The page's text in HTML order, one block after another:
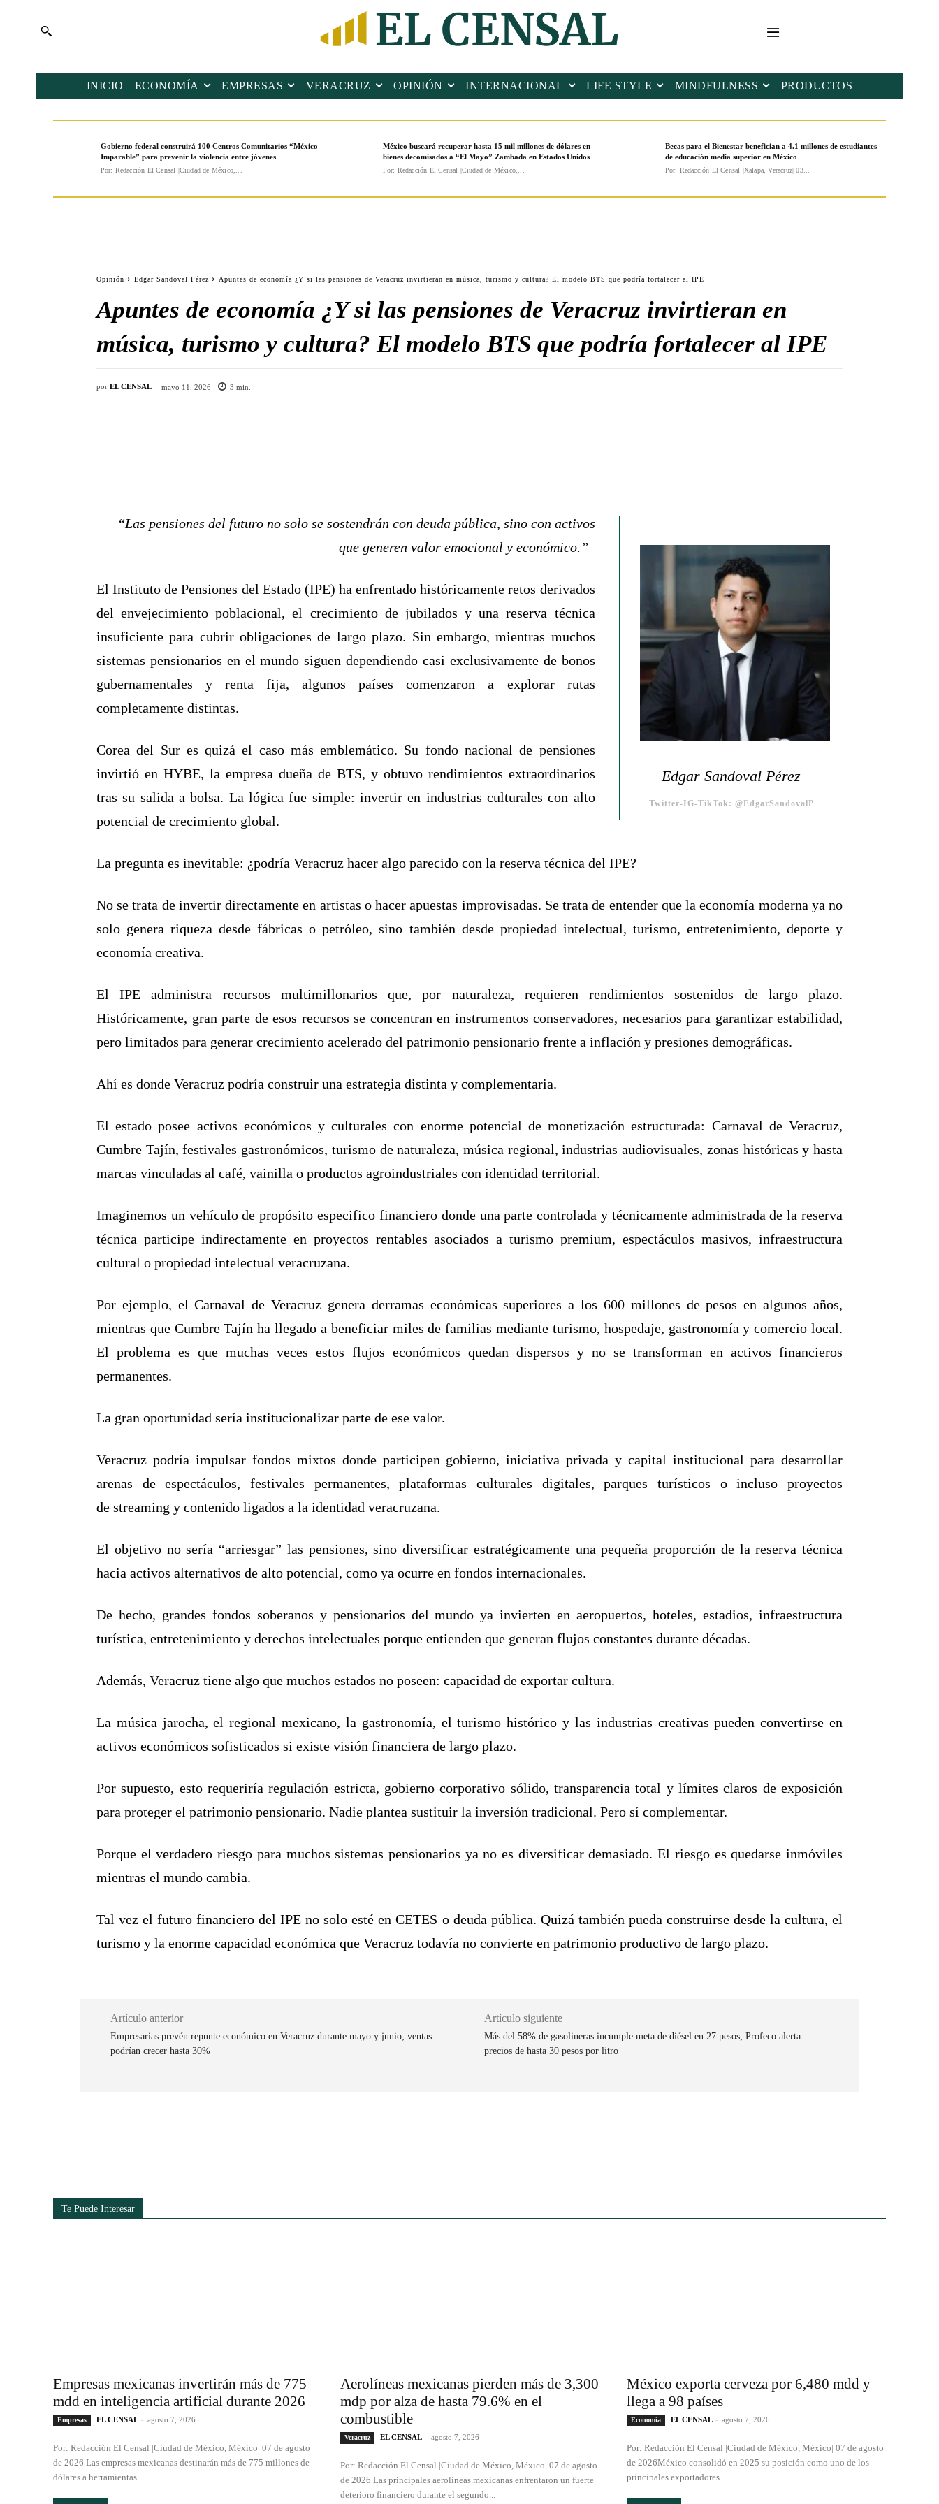
INICIO ECONOMÍA EMPRESAS VERACRUZ OPINIÓN INTERNACIONAL LIFE STYLE MINDFULNESS PRODUCTOS
Gobierno federal construirá 100 Centros Comunitarios “México
Imparable” para prevenir la violencia entre jóvenes
Por: Redacción El Censal |Ciudad de México,...
México buscará recuperar hasta 15 mil millones de dólares en
bienes decomisados a “El Mayo” Zambada en Estados Unidos
Por: Redacción El Censal |Ciudad de México,...
Becas para el Bienestar benefician a 4.1 millones de estudiantes
de educación media superior en México
Por: Redacción El Censal |Xalapa, Veracruz| 03...
Opinión Edgar Sandoval Pérez Apuntes de economía ¿Y si las pensiones de Veracruz invirtieran en música, turismo y cultura? El modelo BTS que podría fortalecer al IPE
Apuntes de economía ¿Y si las pensiones de Veracruz invirtieran en
música, turismo y cultura? El modelo BTS que podría fortalecer al IPE
por EL CENSAL mayo 11, 2026 3 min.
Edgar Sandoval Pérez
Twitter-IG-TikTok: @EdgarSandovalP
“Las pensiones del futuro no solo se sostendrán con deuda pública, sino con activos
que generen valor emocional y económico.”
El Instituto de Pensiones del Estado (IPE) ha enfrentado históricamente retos derivados
del envejecimiento poblacional, el crecimiento de jubilados y una reserva técnica
insuficiente para cubrir obligaciones de largo plazo. Sin embargo, mientras muchos
sistemas pensionarios en el mundo siguen dependiendo casi exclusivamente de bonos
gubernamentales y renta fija, algunos países comenzaron a explorar rutas
completamente distintas.
Corea del Sur es quizá el caso más emblemático. Su fondo nacional de pensiones
invirtió en HYBE, la empresa dueña de BTS, y obtuvo rendimientos extraordinarios
tras su salida a bolsa. La lógica fue simple: invertir en industrias culturales con alto
potencial de crecimiento global.
La pregunta es inevitable: ¿podría Veracruz hacer algo parecido con la reserva técnica del IPE?
No se trata de invertir directamente en artistas o hacer apuestas improvisadas. Se trata de entender que la economía moderna ya no
solo genera riqueza desde fábricas o petróleo, sino también desde propiedad intelectual, turismo, entretenimiento, deporte y
economía creativa.
El IPE administra recursos multimillonarios que, por naturaleza, requieren rendimientos sostenidos de largo plazo.
Históricamente, gran parte de esos recursos se concentran en instrumentos conservadores, necesarios para garantizar estabilidad,
pero limitados para generar crecimiento acelerado del patrimonio pensionario frente a inflación y presiones demográficas.
Ahí es donde Veracruz podría construir una estrategia distinta y complementaria.
El estado posee activos económicos y culturales con enorme potencial de monetización estructurada: Carnaval de Veracruz,
Cumbre Tajín, festivales gastronómicos, turismo de naturaleza, música regional, industrias audiovisuales, zonas históricas y hasta
marcas vinculadas al café, vainilla o productos agroindustriales con identidad territorial.
Imaginemos un vehículo de propósito especifico financiero donde una parte controlada y técnicamente administrada de la reserva
técnica participe indirectamente en proyectos rentables asociados a turismo premium, espectáculos masivos, infraestructura
cultural o propiedad intelectual veracruzana.
Por ejemplo, el Carnaval de Veracruz genera derramas económicas superiores a los 600 millones de pesos en algunos años,
mientras que Cumbre Tajín ha llegado a beneficiar miles de familias mediante turismo, hospedaje, gastronomía y comercio local.
El problema es que muchas veces estos flujos económicos quedan dispersos y no se transforman en activos financieros
permanentes.
La gran oportunidad sería institucionalizar parte de ese valor.
Veracruz podría impulsar fondos mixtos donde participen gobierno, iniciativa privada y capital institucional para desarrollar
arenas de espectáculos, festivales permanentes, plataformas culturales digitales, parques turísticos o incluso proyectos
de streaming y contenido ligados a la identidad veracruzana.
El objetivo no sería “arriesgar” las pensiones, sino diversificar estratégicamente una pequeña proporción de la reserva técnica
hacia activos alternativos de alto potencial, como ya ocurre en fondos internacionales.
De hecho, grandes fondos soberanos y pensionarios del mundo ya invierten en aeropuertos, hoteles, estadios, infraestructura
turística, entretenimiento y derechos intelectuales porque entienden que generan flujos constantes durante décadas.
Además, Veracruz tiene algo que muchos estados no poseen: capacidad de exportar cultura.
La música jarocha, el regional mexicano, la gastronomía, el turismo histórico y las industrias creativas pueden convertirse en
activos económicos sofisticados si existe visión financiera de largo plazo.
Por supuesto, esto requeriría regulación estricta, gobierno corporativo sólido, transparencia total y límites claros de exposición
para proteger el patrimonio pensionario. Nadie plantea sustituir la inversión tradicional. Pero sí complementar.
Porque el verdadero riesgo para muchos sistemas pensionarios ya no es diversificar demasiado. El riesgo es quedarse inmóviles
mientras el mundo cambia.
Tal vez el futuro financiero del IPE no solo esté en CETES o deuda pública. Quizá también pueda construirse desde la cultura, el
turismo y la enorme capacidad económica que Veracruz todavía no convierte en patrimonio productivo de largo plazo.
Artículo anterior
Empresarias prevén repunte económico en Veracruz durante mayo y junio; ventas
podrían crecer hasta 30%
Artículo siguiente
Más del 58% de gasolineras incumple meta de diésel en 27 pesos; Profeco alerta
precios de hasta 30 pesos por litro
Te Puede Interesar
Empresas mexicanas invertirán más de 775
mdd en inteligencia artificial durante 2026
Empresas EL CENSAL - agosto 7, 2026
Por: Redacción El Censal |Ciudad de México, México| 07 de agosto
de 2026 Las empresas mexicanas destinarán más de 775 millones de
dólares a herramientas...
Aerolíneas mexicanas pierden más de 3,300
mdp por alza de hasta 79.6% en el
combustible
Veracruz EL CENSAL - agosto 7, 2026
Por: Redacción El Censal |Ciudad de México, México| 07 de agosto
de 2026 Las principales aerolíneas mexicanas enfrentaron un fuerte
deterioro financiero durante el segundo...
México exporta cerveza por 6,480 mdd y
llega a 98 países
Economía EL CENSAL - agosto 7, 2026
Por: Redacción El Censal |Ciudad de México, México| 07 de agosto
de 2026México consolidó en 2025 su posición como uno de los
principales exportadores...